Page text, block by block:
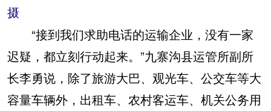
摄
“接到我们求助电话的运输企业，没有一家
迟疑，都立刻行动起来。”九寨沟县运管所副所
长李勇说，除了旅游大巴、观光车、公交车等大
容量车辆外，出租车、农村客运车、机关公务用